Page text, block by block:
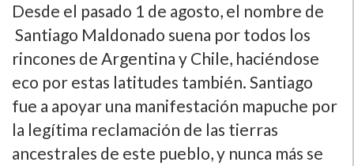
Desde el pasado 1 de agosto, el nombre de
Santiago Maldonado suena por todos los
rincones de Argentina y Chile, haciéndose
eco por estas latitudes también. Santiago
fue a apoyar una manifestación mapuche por
la legí­tima reclamación de las tierras
ancestrales de este pueblo, y nunca más se